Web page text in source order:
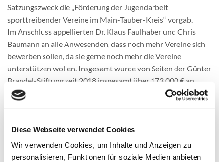
Diese Webseite verwendet Cookies
Wir verwenden Cookies, um Inhalte und Anzeigen zu
personalisieren, Funktionen für soziale Medien anbieten
Satzungszweck die „Förderung der Jugendarbeit
sporttreibender Vereine im Main-Tauber-Kreis“ vorgab.
Im Anschluss appellierten Dr. Klaus Faulhaber und Chris
Baumann an alle Anwesenden, dass noch mehr Vereine sich
bewerben sollen, da sie gerne noch mehr die Vereine
unterstützen wollen. Insgesamt wurde von Seiten der Günter
Brandel-Stiftung seit 2018 insgesamt über 173.000 € an
Vereine im Main-Tauber-Kreis vergeben.
Faulhaber, stv. Vorsitzender der Günter-Brandel-Stiftung. Er
bedankte sich anschließend für die hervorragende
Unterstützung durch die Sportjugend hinsichtlich der